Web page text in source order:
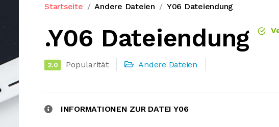
Startseite Andere Dateien Y06 Dateiendung
.Y06 Dateiendung
2.0 Popularität Andere Dateien
INFORMATIONEN ZUR DATEI Y06